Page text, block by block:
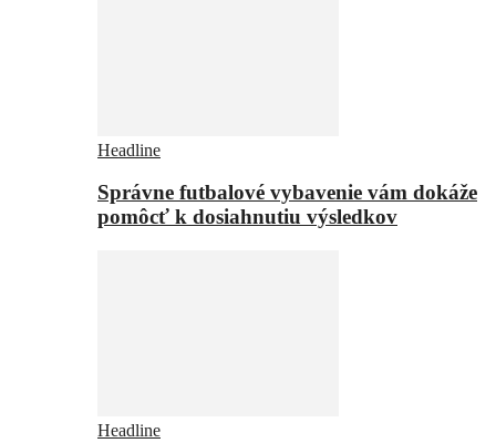
Headline
Správne futbalové vybavenie vám dokáže
pomôcť k dosiahnutiu výsledkov
Headline